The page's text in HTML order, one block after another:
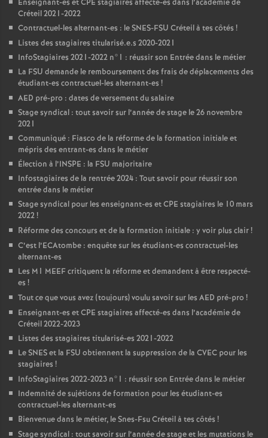
Enseignant-es etCPE stagiaires affecté-es dans l’académie de
Créteil 2021-2022
Contractuel-les alternant-es : leSNES-FSU Créteil à tes côtés !
Listes des stagiaires titularisé.e.s 2020-2021
InfoStagiaires 2021-2022 n°1 : réussir son Entrée dans le métier
La FSU demande le remboursement des frais de déplacements des
étudiant-es contractuel-les alternant-es !
AED pré-pro : dates de versement du salaire
Stage syndical : tout savoir sur l’année de stage le 26 novembre
2021
Communiqué : Fiasco de la réforme de la formation initiale et
mépris des entrant-es dans le métier
Élection à l’INSPE : la FSU majoritaire
Infostagiaires de la rentrée 2024 : Tout savoir pour réussir son
entrée dans le métier
Stage syndical pour les enseignant-es etCPE stagiaires le 10 mars
2022!
Réforme des concours et de la formation initiale : y voir plus clair!
C’est l’ECAtombe : enquête sur les étudiant-es contractuel-les
alternant-es
Les M1 MEEFcritiquent la réforme et demandent à être respecté-
es !
Tout ce que vous avez (toujours) voulu savoir sur les AED pré-pro !
Enseignant-es etCPE stagiaires affecté-es dans l’académie de
Créteil 2022-2023
Listes des stagiaires titularisé-es 2021-2022
LeSNESet la FSU obtiennent la suppression de la CVEC pour les
stagiaires !
InfoStagiaires 2022-2023 n°1 : réussir son Entrée dans le métier
Indemnité de sujétions de formation pour les étudiant-es
contractuel-les alternant-es
Bienvenue dans le métier, le Snes-Fsu Créteil à tes côtés !
Stage syndical : tout savoir sur l’année de stage et les mutations le